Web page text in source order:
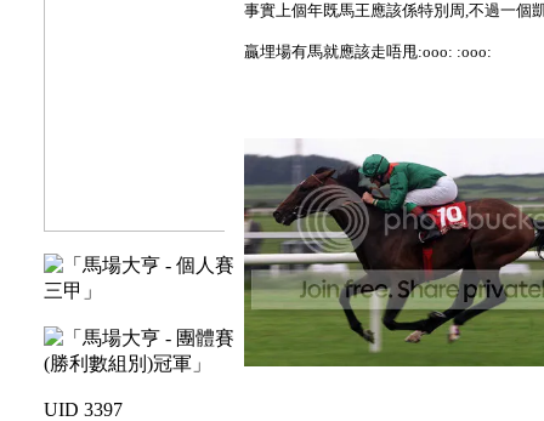
UID 3397
事實上個年既馬王應該係特別周,不過一個
贏埋場有馬就應該走唔甩:ooo: :ooo: